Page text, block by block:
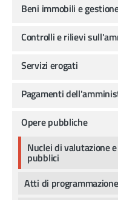
Beni immobili e
Controlli e rilievi
Servizi erogati
Pagamenti
Opere pubbliche
Nuclei di valutazione
pubblici
Atti di